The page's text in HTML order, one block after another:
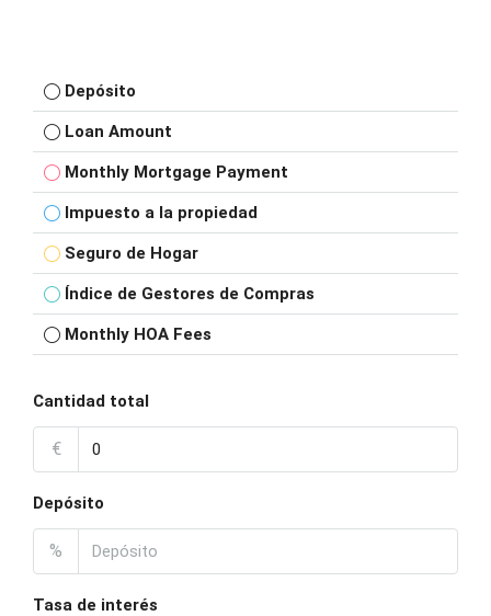
Depósito
Loan Amount
Monthly Mortgage Payment
Impuesto a la propiedad
Seguro de Hogar
Índice de Gestores de Compras
Monthly HOA Fees
Cantidad total
€
Depósito
%
Tasa de interés